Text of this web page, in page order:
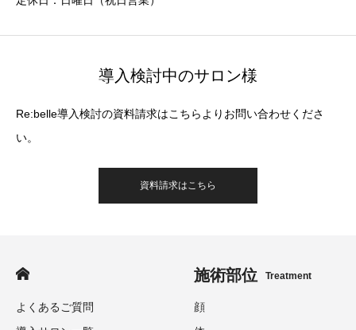
導入検討中のサロン様
Re:belle導入検討の資料請求はこちらよりお問い合わせくださ
い。
資料請求はこちら
よくあるご質問
施術部位 Treatment
顔